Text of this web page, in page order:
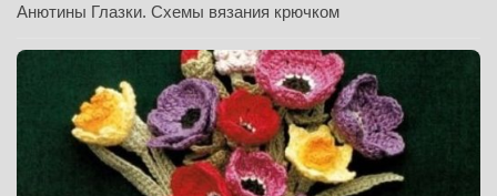
Анютины Глазки. Схемы вязания крючком